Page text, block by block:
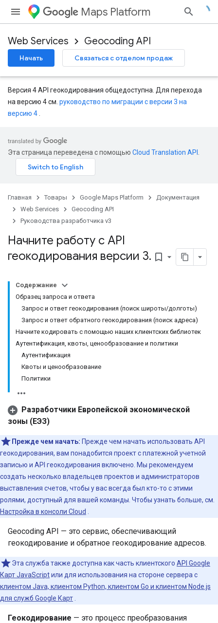
Maps Platform
Web Services Geocoding API
Начать Связаться с отделом продаж
Версия 4 API геокодирования общедоступна. Для перехода
на версию 4 см. руководство по миграции с версии 3 на
версию 4
Эта страница переведена с помощью Cloud Translation API
Главная Товары Google Maps Platform
Документация
Web Services
Geocoding API
Руководства разработчика v3
Начните работу с API
геокодирования версии 3. bookmark_border
Содержание
Образец запроса и ответа
Запрос и ответ геокодирования (поиск широты/долготы)
Запрос и ответ обратного геокодирования (поиск адреса)
Начните кодировать с помощью наших клиентских библиотек
Аутентификация, квоты, ценообразование и политики
Аутентификация
Квоты и ценообразование
Политики
Разработчики Европейской экономической
зоны (ЕЭЗ)
Прежде чем начать: Прежде чем начать использовать API
геокодирования, вам понадобится проект с платежной учетной
записью и API геокодирования включено. Мы рекомендуем
создать несколько владельцев проектов и администраторов
выставления счетов, чтобы у вас всегда был кто-то с этими
ролями, доступный для вашей команды. Чтобы узнать больше, см.
Настройка в консоли Cloud
Geocoding API — это сервис, обеспечивающий
геокодирование и обратное геокодирование адресов.
Эта служба также доступна как часть клиентского API Google
Карт JavaScriptили для использования на стороне сервера с
клиентом Java, клиентом Python, клиентом Go и клиентом Node.js
для служб Google Карт
Геокодирование — это процесс преобразования